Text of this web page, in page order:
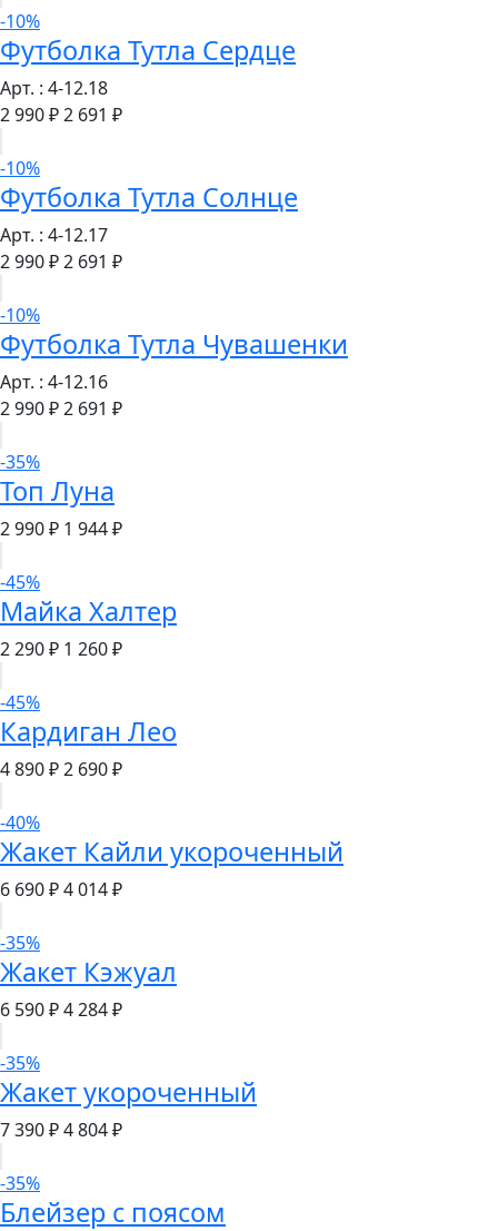
-10%
Футболка Тутла Сердце
Арт. : 4-12.18
2 990 ₽2 691 ₽
-10%
Футболка Тутла Солнце
Арт. : 4-12.17
2 990 ₽2 691 ₽
-10%
Футболка Тутла Чувашенки
Арт. : 4-12.16
2 990 ₽2 691 ₽
-35%
Топ Луна
2 990 ₽ 1 944 ₽
-45%
Майка Халтер
2 290 ₽ 1 260 ₽
-45%
Кардиган Лео
4 890 ₽2 690 ₽
-40%
Жакет Кайли укороченный
6 690 ₽4 014 ₽
-35%
Жакет Кэжуал
6 590 ₽4 284 ₽
-35%
Жакет укороченный
7 390 ₽4 804 ₽
-35%
Блейзер с поясом